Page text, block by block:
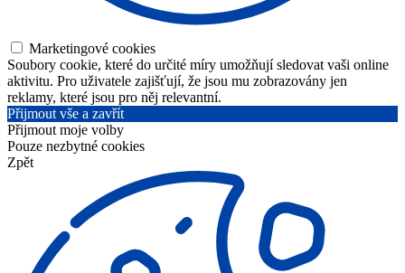
Marketingové cookies
Soubory cookie, které do určité míry umožňují sledovat vaši online
aktivitu. Pro uživatele zajišťují, že jsou mu zobrazovány jen
reklamy, které jsou pro něj relevantní.
Přijmout vše a zavřít
Přijmout moje volby
Pouze nezbytné cookies
Zpět